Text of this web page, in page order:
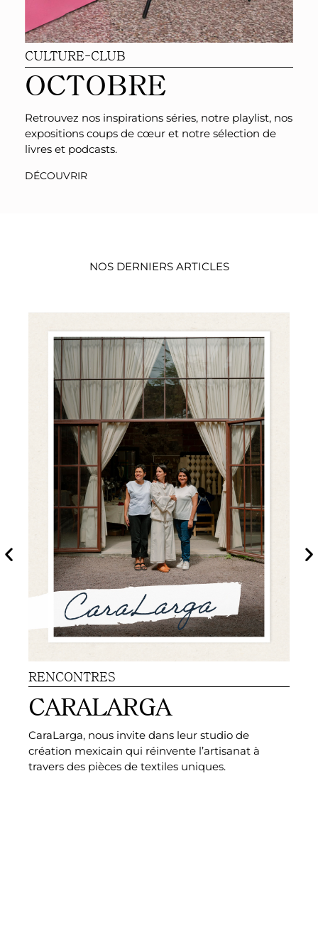
CULTURE-CLUB
OCTOBRE
Retrouvez nos inspirations séries, notre playlist, nos
expositions coups de cœur et notre sélection de
livres et podcasts.
DÉCOUVRIR
NOS DERNIERS ARTICLES
RENCONTRES
CARALARGA
CaraLarga, nous invite dans leur studio de
création mexicain qui réinvente l’artisanat à
travers des pièces de textiles uniques.​